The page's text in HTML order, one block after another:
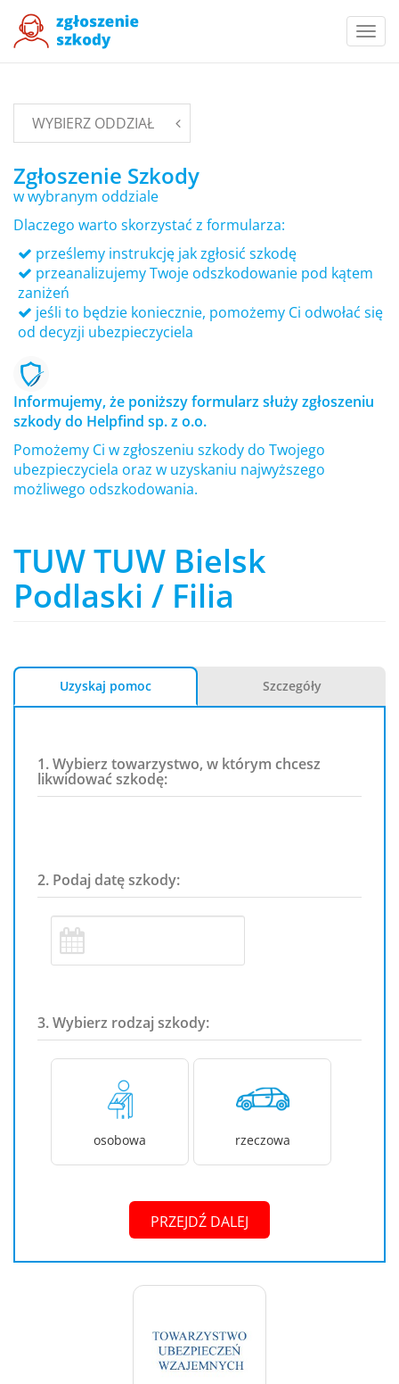
WYBIERZ ODDZIAŁ
Zgłoszenie Szkody
w wybranym oddziale
Dlaczego warto skorzystać z formularza:
prześlemy instrukcję jak zgłosić szkodę
przeanalizujemy Twoje odszkodowanie pod kątem
zaniżeń
jeśli to będzie koniecznie, pomożemy Ci odwołać się
od decyzji ubezpieczyciela
Informujemy, że poniższy formularz służy zgłoszeniu
szkody do Helpfind sp. z o.o.
Pomożemy Ci w zgłoszeniu szkody do Twojego
ubezpieczyciela oraz w uzyskaniu najwyższego
możliwego odszkodowania.
TUW TUW Bielsk
Podlaski / Filia
Uzyskaj pomoc Szczegóły
1. Wybierz towarzystwo, w którym chcesz
likwidować szkodę:
2. Podaj datę szkody:
3. Wybierz rodzaj szkody:
osobowa rzeczowa
PRZEJDŹ DALEJ